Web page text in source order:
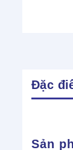
Đặc
Sản